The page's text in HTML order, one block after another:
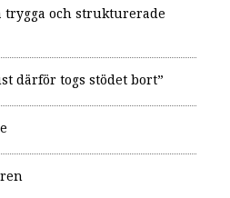
trygga och strukturerade
därför togs stödet bort”